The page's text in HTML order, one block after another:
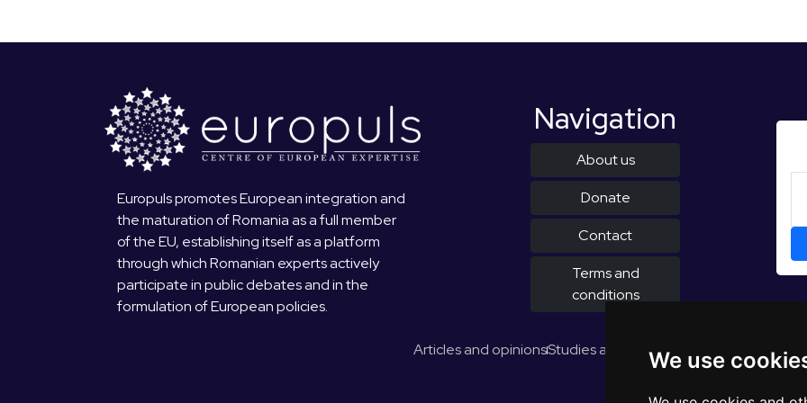
We use
Europuls promotes European integration and
the maturation of Romania as a full member
of the EU, establishing itself as a platform
through which Romanian experts actively
participate in public debates and in the
formulation of European policies.
Navigation
About us
Donate
Contact
Terms and
conditions
Articles and opinionsStudies and reports EUROPULS Results